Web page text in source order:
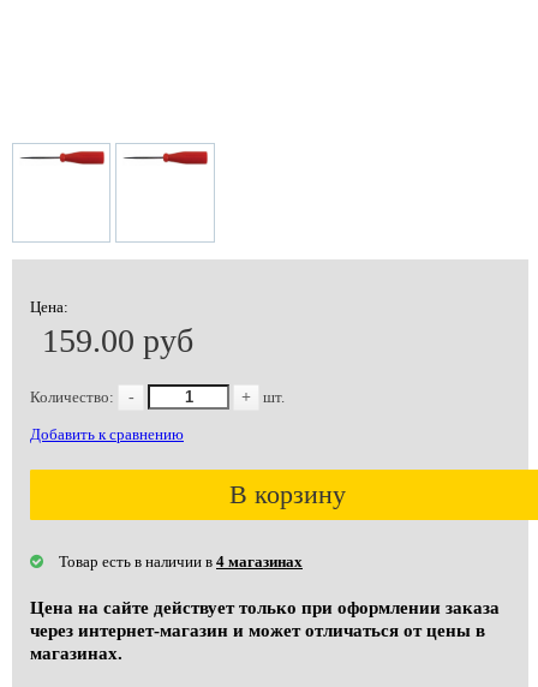
Цена:
159.00 руб
Количество: - + шт.
Добавить к сравнению
В корзину
Товар есть в наличии в 4 магазинах
Цена на сайте действует только при оформлении заказа
через интернет-магазин и может отличаться от цены в
магазинах.